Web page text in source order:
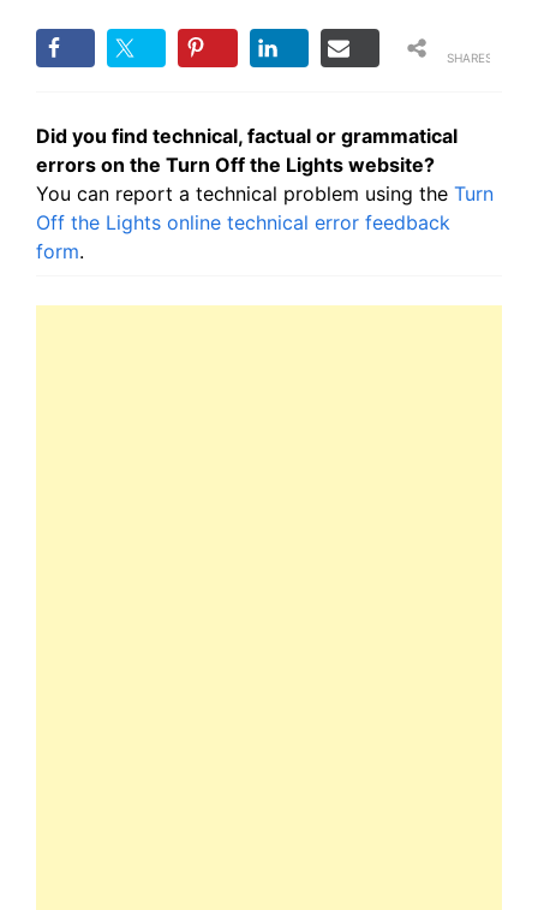
SHARES
Did you find technical, factual or grammatical
errors on the Turn Off the Lights website?
You can report a technical problem using the Turn
Off the Lights online technical error feedback
form.